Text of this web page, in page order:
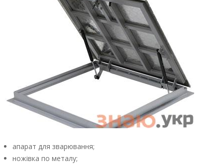
апарат для зварювання;
ножівка по металу;